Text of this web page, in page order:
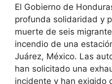
El Gobierno de
profunda solidaridad y
muerte de seis
incendio de una
Juárez, México. Las
han solicitado una
incidente y han exigido